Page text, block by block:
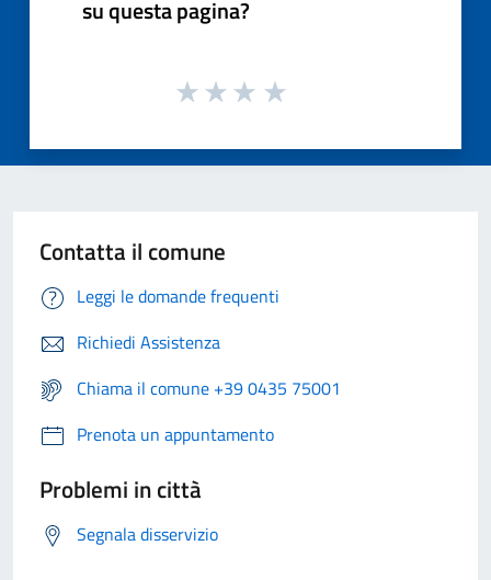
su questa pagina?
Contatta il comune
Leggi le domande frequenti
Richiedi Assistenza
Chiama il comune +39 0435 75001
Prenota un appuntamento
Problemi in città
Segnala disservizio